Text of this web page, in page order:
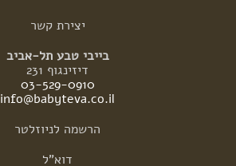
יצירת קשר
בייבי טבע תל-אביב
דיזינגוף 231
03-529-0910
info@babyteva.co.il
הרשמה לניוזלטר
דוא"ל